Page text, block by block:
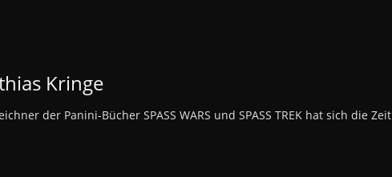
Kringe
der Panini-Bücher SPASS WARS und SPASS TREK hat sich die Zeit